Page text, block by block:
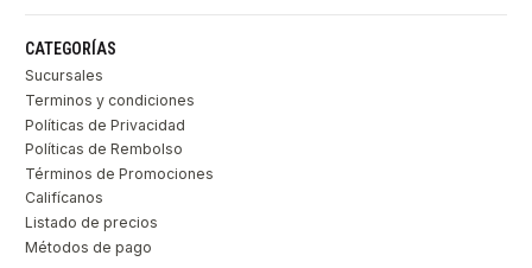
CATEGORÍAS
Sucursales
Terminos y condiciones
Políticas de Privacidad
Políticas de Rembolso
Términos de Promociones
Califícanos
Listado de precios
Métodos de pago